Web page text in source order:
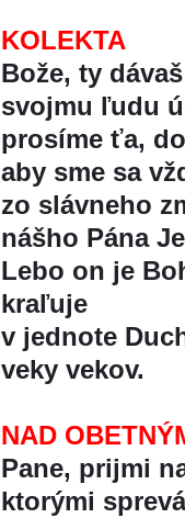
KOLEKTA
Bože, ty dávaš
svojmu ľudu
prosíme ťa,
aby sme sa
zo slávneho
nášho Pána
Lebo on je
kraľuje
v jednote
veky vekov.
NAD
Pane, prijmi
ktorými